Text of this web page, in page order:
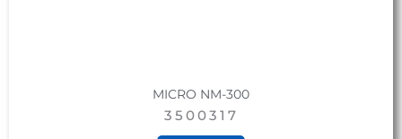
MICRO NM-300
3500317